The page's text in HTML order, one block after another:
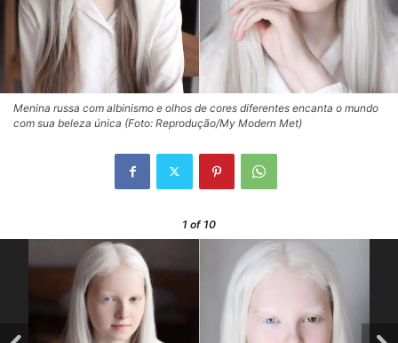
Menina russa com albinismo e olhos de cores diferentes encanta o mundo
com sua beleza única (Foto: Reprodução/My Modern Met)
1 of 10